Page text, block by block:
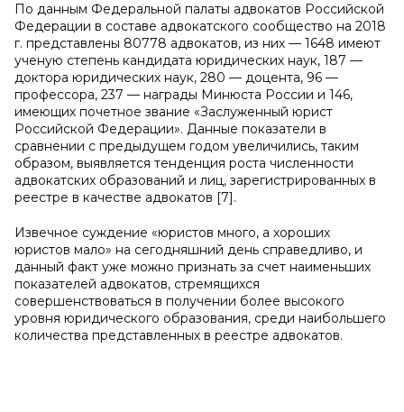
По данным Федеральной палаты адвокатов Российской
Федерации в составе адвокатского сообщество на 2018
г. представлены 80778 адвокатов, из них — 1648 имеют
ученую степень кандидата юридических наук, 187 —
доктора юридических наук, 280 — доцента, 96 —
профессора, 237 — награды Минюста России и 146,
имеющих почетное звание «Заслуженный юрист
Российской Федерации». Данные показатели в
сравнении с предыдущем годом увеличились, таким
образом, выявляется тенденция роста численности
адвокатских образований и лиц, зарегистрированных в
реестре в качестве адвокатов [7].
Извечное суждение «юристов много, а хороших
юристов мало» на сегодняшний день справедливо, и
данный факт уже можно признать за счет наименьших
показателей адвокатов, стремящихся
совершенствоваться в получении более высокого
уровня юридического образования, среди наибольшего
количества представленных в реестре адвокатов.